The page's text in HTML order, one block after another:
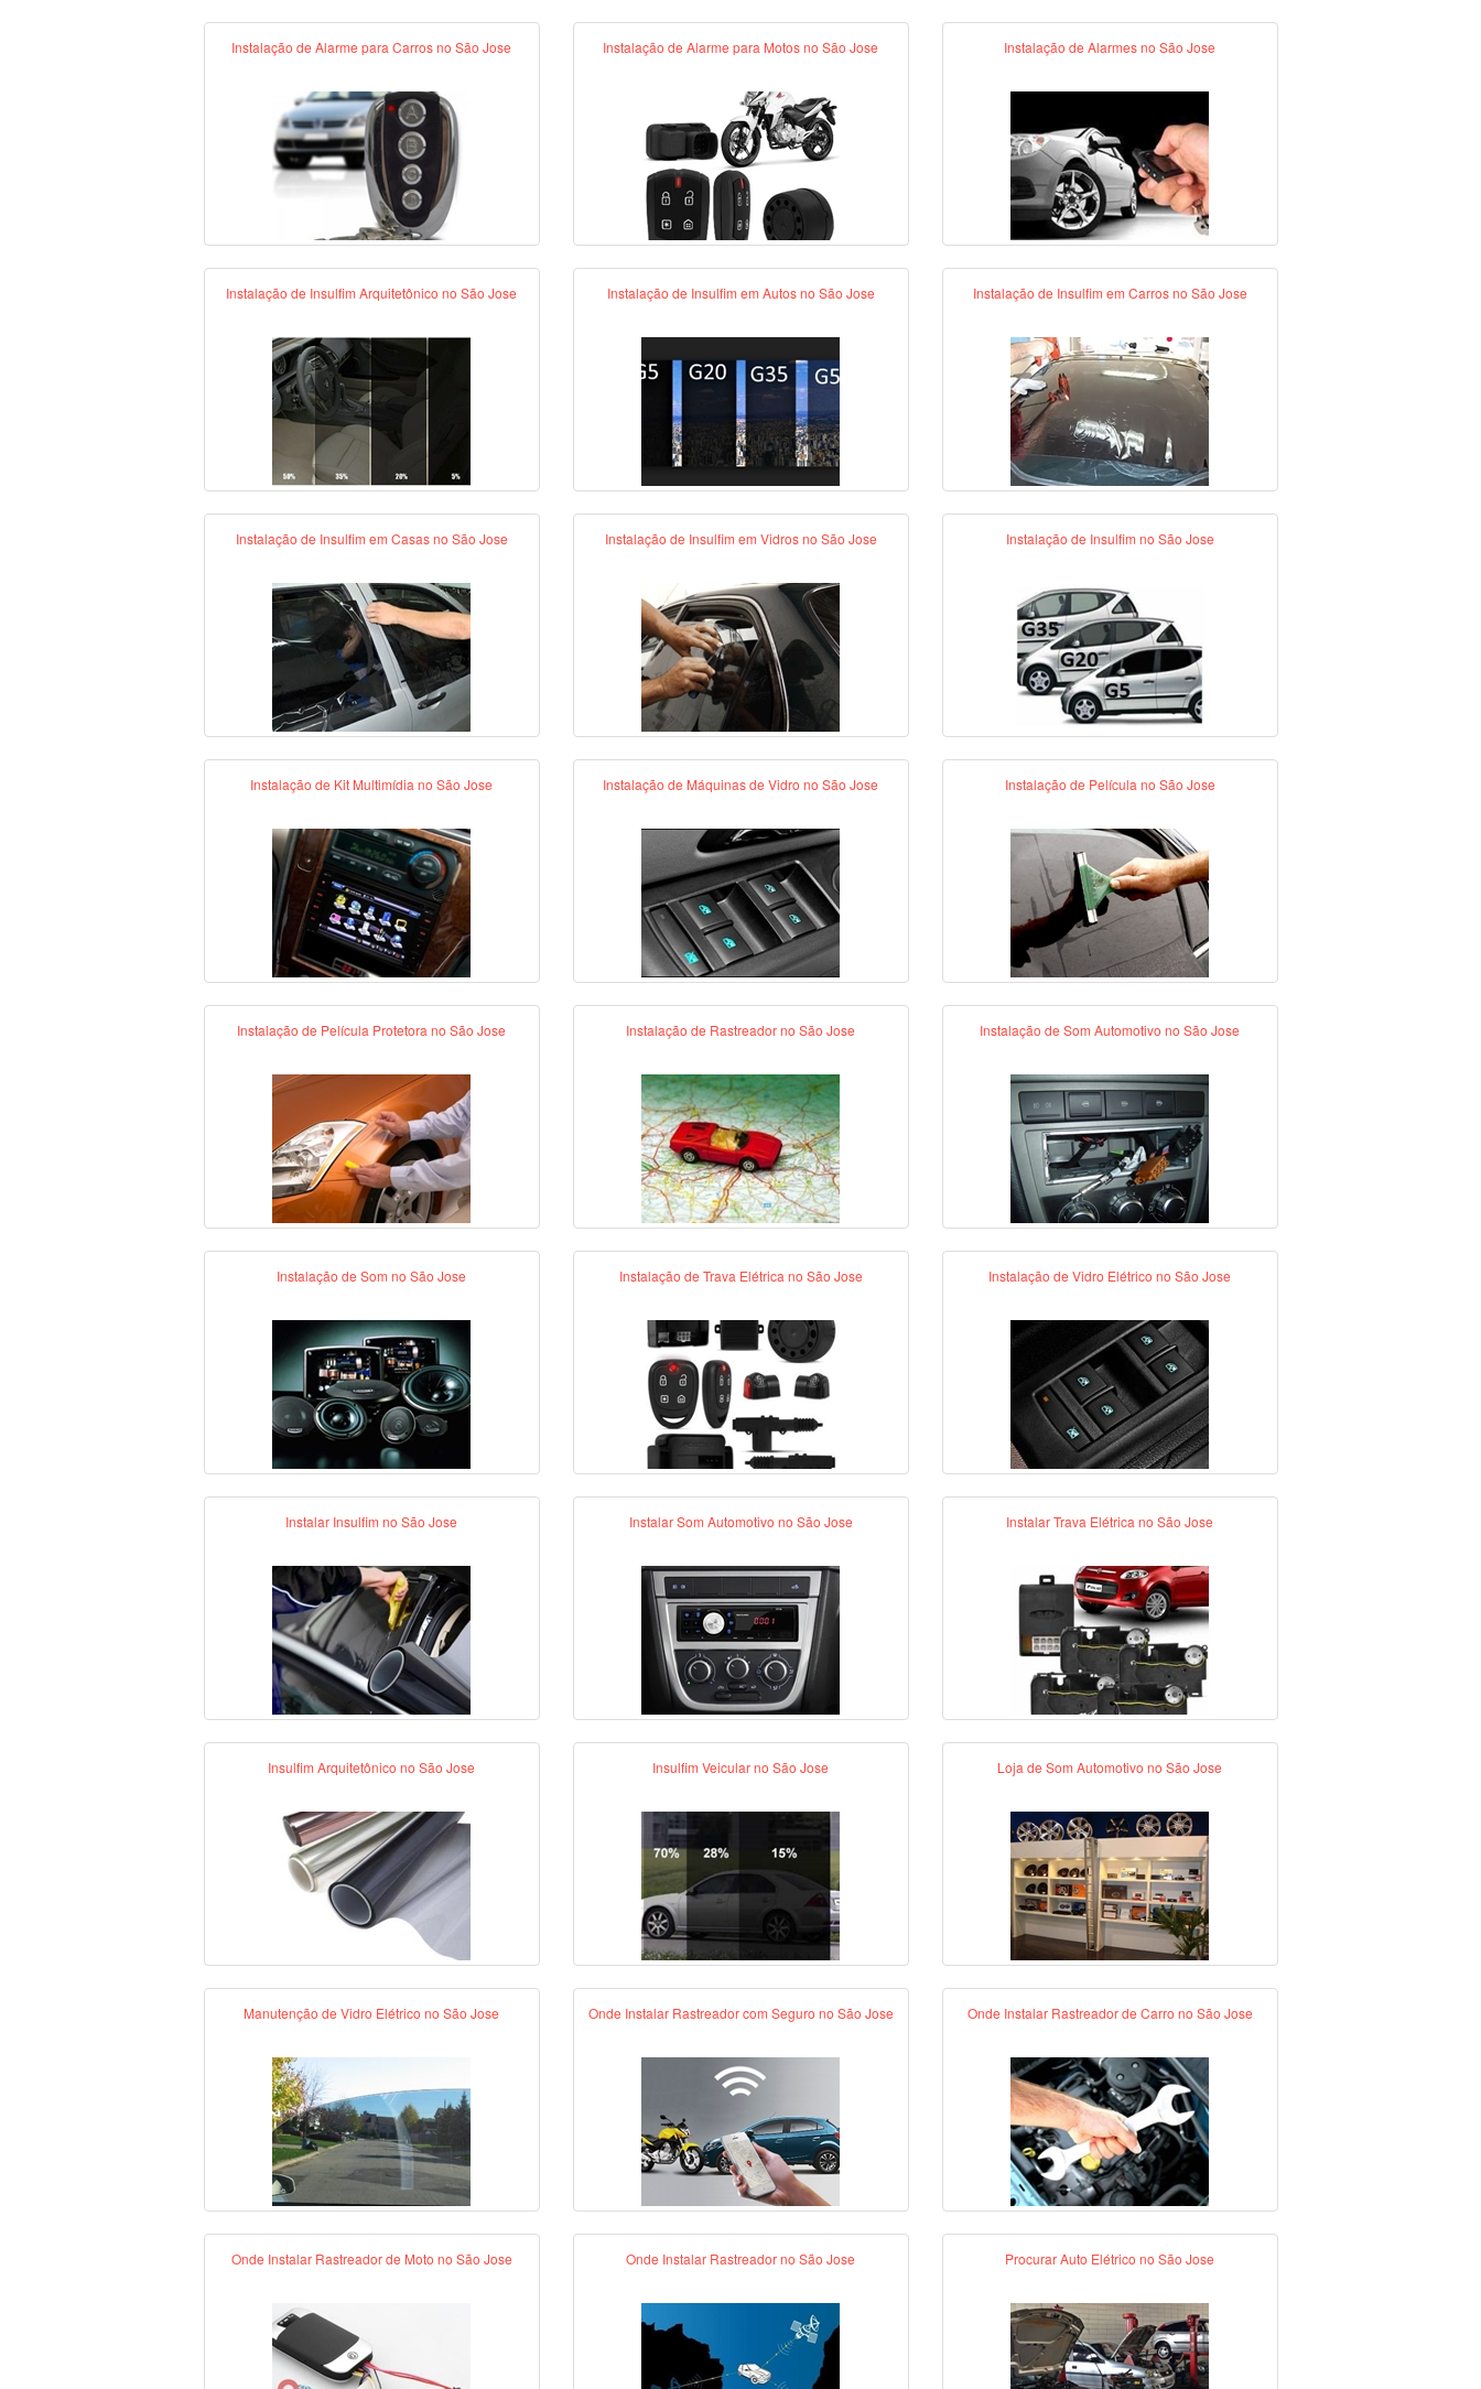
Instalação de Alarme para Carros no São Jose Instalação de Alarme para Motos no São Jose Instalação de Alarmes no São Jose
Instalação de Insulfim Arquitetônico no São Jose Instalação de Insulfim em Autos no São Jose Instalação de Insulfim em Carros no São Jose
Instalação de Insulfim em Casas no São Jose Instalação de Insulfim em Vidros no São Jose Instalação de Insulfim no São Jose
Instalação de Kit Multimídia no São Jose Instalação de Máquinas de Vidro no São Jose Instalação de Película no São Jose
Instalação de Película Protetora no São Jose Instalação de Rastreador no São Jose Instalação de Som Automotivo no São Jose
Instalação de Som no São Jose Instalação de Trava Elétrica no São Jose Instalação de Vidro Elétrico no São Jose
Instalar Insulfim no São Jose Instalar Som Automotivo no São Jose Instalar Trava Elétrica no São Jose
Insulfim Arquitetônico no São Jose Insulfim Veicular no São Jose Loja de Som Automotivo no São Jose
Manutenção de Vidro Elétrico no São Jose Onde Instalar Rastreador com Seguro no São Jose Onde Instalar Rastreador de Carro no São Jose
Onde Instalar Rastreador de Moto no São Jose Onde Instalar Rastreador no São Jose Procurar Auto Elétrico no São Jose